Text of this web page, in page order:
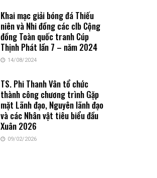
Khai mạc giải bóng đá Thiếu
niên và Nhi đồng các clb Cộng
đồng Toàn quốc tranh Cúp
Thịnh Phát lần 7 – năm 2024
14/08/2024
TS. Phi Thanh Vân tổ chức
thành công chương trình Gặp
mặt Lãnh đạo, Nguyên lãnh đạo
và các Nhân vật tiêu biểu đầu
Xuân 2026
09/02/2026